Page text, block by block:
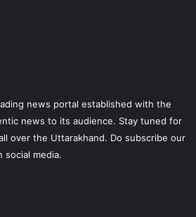
news portal established with the
news to its audience. Stay tuned for
over the Uttarakhand. Do subscribe our
social media.